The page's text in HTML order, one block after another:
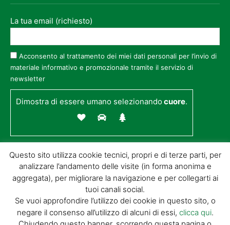
La tua email (richiesto)
Acconsento al trattamento dei miei dati personali per l’invio di
materiale informativo e promozionale tramite il servizio di
newsletter
Dimostra di essere umano selezionandocuore.
© GIORGIO TESI EDITRICE S.R.L. | P.IVA
Questo sito utilizza cookie tecnici, propri e di terze parti, per
analizzare l’andamento delle visite (in forma anonima e
aggregata), per migliorare la navigazione e per collegarti ai
tuoi canali social.
Se vuoi approfondire l’utilizzo dei cookie in questo sito, o
negare il consenso all’utilizzo di alcuni di essi, clicca qui.